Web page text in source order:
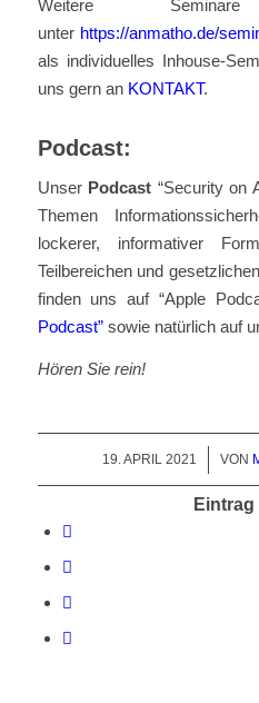
Weitere
unter https://anmatho.de/
als individuelles Inhouse-
uns gern an KONTAKT.
Podcast:
Unser Podcast “Security on
Themen
lockerer, informativer
Teilbereichen und
finden uns auf “Apple
Podcast”sowie natürlich auf
Hören Sie rein!
19. APRIL 2021
/ VON
Eintrag